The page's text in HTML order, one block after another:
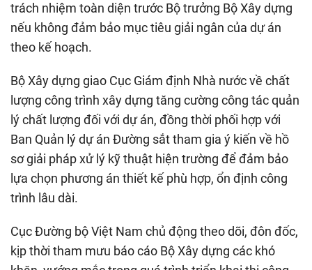
trách nhiệm toàn diện trước Bộ trưởng Bộ Xây dựng
nếu không đảm bảo mục tiêu giải ngân của dự án
theo kế hoạch.
Bộ Xây dựng giao Cục Giám định Nhà nước về chất
lượng công trình xây dựng tăng cường công tác quản
lý chất lượng đối với dự án, đồng thời phối hợp với
Ban Quản lý dự án Đường sắt tham gia ý kiến về hồ
sơ giải pháp xử lý kỹ thuật hiện trường để đảm bảo
lựa chọn phương án thiết kế phù hợp, ổn định công
trình lâu dài.
Cục Đường bộ Việt Nam chủ động theo dõi, đôn đốc,
kịp thời tham mưu báo cáo Bộ Xây dựng các khó